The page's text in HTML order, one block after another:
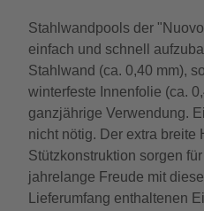
Stahlwandpools der
einfach und schnell
Stahlwand (ca. 0,40 mm),
winterfeste Innenfolie (ca.
ganzjährige Verwendung.
nicht nötig. Der extra breite
Stützkonstruktion sorgen
jahrelange Freude mit
Lieferumfang enthaltenen